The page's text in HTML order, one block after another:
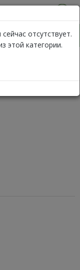
0
отсутствует.
этой категории.
0,5л